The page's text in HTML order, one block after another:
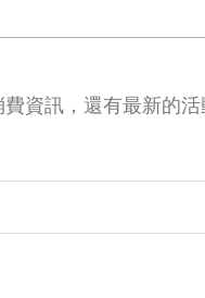
資訊，還有最新的